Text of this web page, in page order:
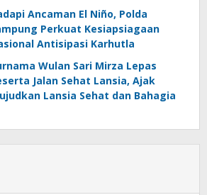
Ancaman El Niño, Polda
Perkuat Kesiapsiagaan
Antisipasi Karhutla
Wulan Sari Mirza Lepas
Jalan Sehat Lansia, Ajak
Lansia Sehat dan Bahagia